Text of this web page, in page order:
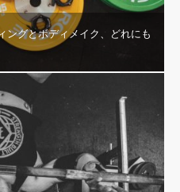
ングとボディメイク、どれにも